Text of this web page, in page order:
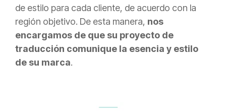
de estilo para cada cliente, de acuerdo con la
región objetivo. De esta manera, nos
encargamos de que su proyecto de
traducción comunique la esencia y estilo
de su marca.